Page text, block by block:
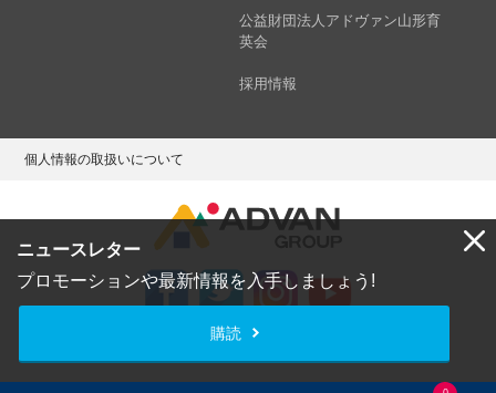
ニュースレター
プロモーションや最新情報を入手しましょう!
購読
公益財団法人アドヴァン山形育
英会
採用情報
個人情報の取扱いについて